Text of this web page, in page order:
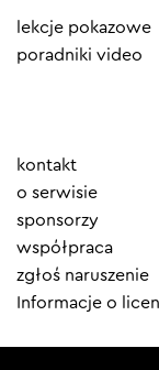
lekcje pokazowe
poradniki video
Element
menu
kontakt
o serwisie
sponsorzy
współpraca
zgłoś naruszenie
Informacje o